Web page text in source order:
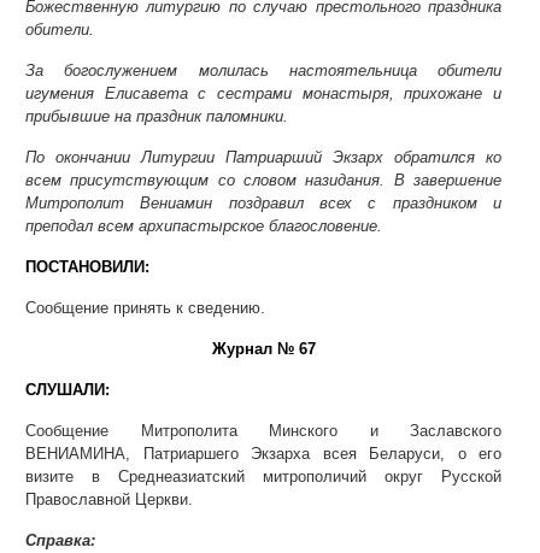
Божественную литургию по случаю престольного праздника
обители.
За богослужением молилась настоятельница обители
игумения Елисавета с сестрами монастыря, прихожане и
прибывшие на праздник паломники.
По окончании Литургии Патриарший Экзарх обратился ко
всем присутствующим со словом назидания. В завершение
Митрополит Вениамин поздравил всех с праздником и
преподал всем архипастырское благословение.
ПОСТАНОВИЛИ:
Сообщение принять к сведению.
Журнал № 67
СЛУШАЛИ:
Сообщение Митрополита Минского и Заславского
ВЕНИАМИНА, Патриаршего Экзарха всея Беларуси, о его
визите в Среднеазиатский митрополичий округ Русской
Православной Церкви.
Справка: